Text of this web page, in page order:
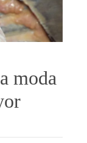
moda